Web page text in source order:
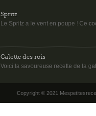
Spritz
Le Spritz a le vent en poupe ! Ce
Galette des rois
Voici la savoureuse recette de la
Copyright © 2021